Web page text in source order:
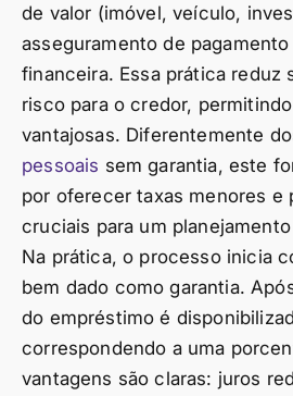
de valor (imóvel, veículo,
asseguramento de
financeira. Essa prática reduz
risco para o credor,
vantajosas. Diferentemente
pessoais sem garantia, este
por oferecer taxas menores e
cruciais para um
Na prática, o processo inicia
bem dado como garantia.
do empréstimo é
correspondendo a uma
vantagens são claras: juros